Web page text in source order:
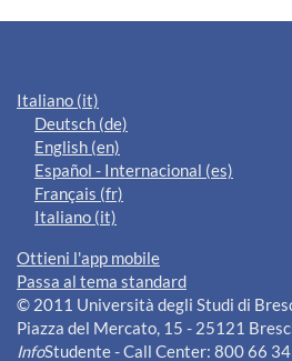
Blocchi supplementari
Italiano ‎(it)‎
Deutsch ‎(de)‎
English ‎(en)‎
Español - Internacional ‎(es)‎
Français ‎(fr)‎
Italiano ‎(it)‎
Ottieni l'app mobile
Passa al tema standard
© 2011 Università degli Studi di
Piazza del Mercato, 15 - 25121
InfoStudente - Call Center: 800 66